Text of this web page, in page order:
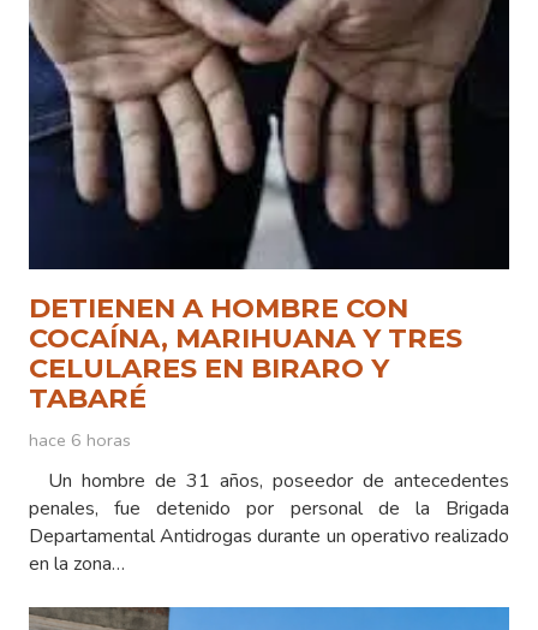
DETIENEN A HOMBRE CON
COCAÍNA, MARIHUANA Y TRES
CELULARES EN BIRARO Y
TABARÉ
hace 6 horas
Un hombre de 31 años, poseedor de antecedentes
penales, fue detenido por personal de la Brigada
Departamental Antidrogas durante un operativo realizado
en la zona…